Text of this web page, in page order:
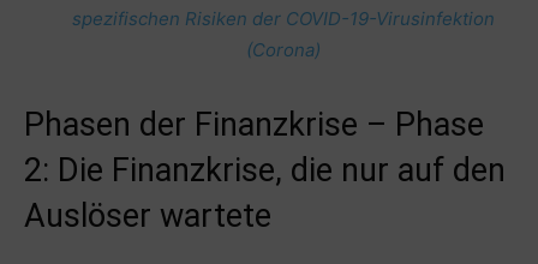
spezifischen Risiken der COVID-19-Virusinfektion
(Corona)
Phasen der Finanzkrise – Phase
2: Die Finanzkrise, die nur auf den
Auslöser wartete